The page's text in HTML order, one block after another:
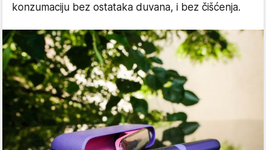
konzumaciju bez ostataka duvana, i bez čišćenja.